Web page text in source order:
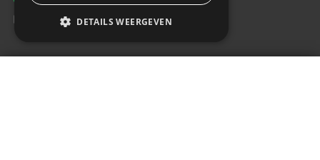
info@rrparts.nl
DETAILS WEERGEVEN